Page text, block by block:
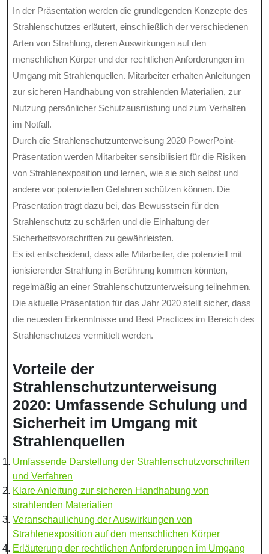
In der Präsentation werden die grundlegenden Konzepte des
Strahlenschutzes erläutert, einschließlich der verschiedenen
Arten von Strahlung, deren Auswirkungen auf den
menschlichen Körper und der rechtlichen Anforderungen im
Umgang mit Strahlenquellen. Mitarbeiter erhalten Anleitungen
zur sicheren Handhabung von strahlenden Materialien, zur
Nutzung persönlicher Schutzausrüstung und zum Verhalten
im Notfall.
Durch die Strahlenschutzunterweisung 2020 PowerPoint-
Präsentation werden Mitarbeiter sensibilisiert für die Risiken
von Strahlenexposition und lernen, wie sie sich selbst und
andere vor potenziellen Gefahren schützen können. Die
Präsentation trägt dazu bei, das Bewusstsein für den
Strahlenschutz zu schärfen und die Einhaltung der
Sicherheitsvorschriften zu gewährleisten.
Es ist entscheidend, dass alle Mitarbeiter, die potenziell mit
ionisierender Strahlung in Berührung kommen könnten,
regelmäßig an einer Strahlenschutzunterweisung teilnehmen.
Die aktuelle Präsentation für das Jahr 2020 stellt sicher, dass
die neuesten Erkenntnisse und Best Practices im Bereich des
Strahlenschutzes vermittelt werden.
Vorteile der
Strahlenschutzunterweisung
2020: Umfassende Schulung und
Sicherheit im Umgang mit
Strahlenquellen
Umfassende Darstellung der Strahlenschutzvorschriften
und Verfahren
Klare Anleitung zur sicheren Handhabung von
strahlenden Materialien
Veranschaulichung der Auswirkungen von
Strahlenexposition auf den menschlichen Körper
Erläuterung der rechtlichen Anforderungen im Umgang